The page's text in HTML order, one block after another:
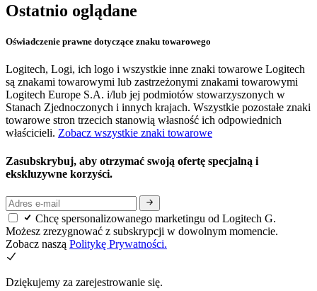
Ostatnio oglądane
Oświadczenie prawne dotyczące znaku towarowego
Logitech, Logi, ich logo i wszystkie inne znaki towarowe Logitech
są znakami towarowymi lub zastrzeżonymi znakami towarowymi
Logitech Europe S.A. i/lub jej podmiotów stowarzyszonych w
Stanach Zjednoczonych i innych krajach. Wszystkie pozostałe znaki
towarowe stron trzecich stanowią własność ich odpowiednich
właścicieli. Zobacz wszystkie znaki towarowe
Zasubskrybuj, aby otrzymać swoją ofertę specjalną i
ekskluzywne korzyści.
Chcę spersonalizowanego marketingu od Logitech G.
Możesz zrezygnować z subskrypcji w dowolnym momencie.
Zobacz naszą Politykę Prywatności.
Dziękujemy za zarejestrowanie się.